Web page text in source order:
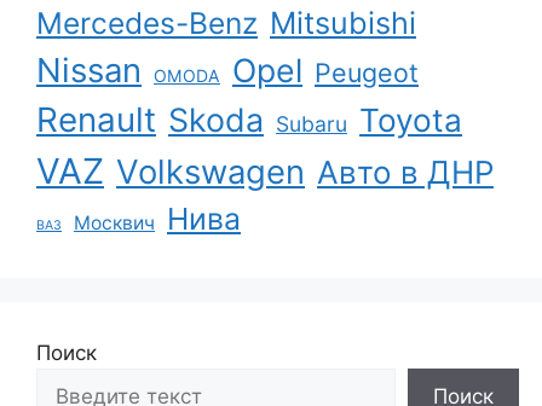
Mercedes-Benz Mitsubishi
Nissan OMODA Opel Peugeot
Renault Skoda Subaru Toyota
VAZ Volkswagen Авто в ДНР
ВАЗ Москвич Нива
Поиск
Поиск